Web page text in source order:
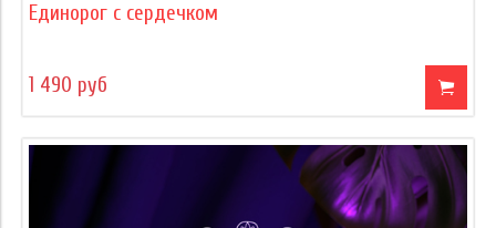
Единорог с сердечком
1 490 руб